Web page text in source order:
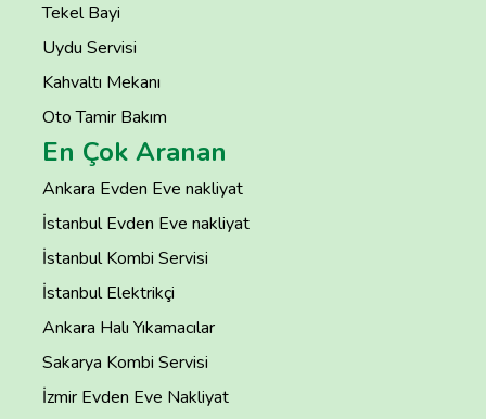
Tekel Bayi
Uydu Servisi
Kahvaltı Mekanı
Oto Tamir Bakım
En Çok Aranan
Ankara Evden Eve nakliyat
İstanbul Evden Eve nakliyat
İstanbul Kombi Servisi
İstanbul Elektrikçi
Ankara Halı Yıkamacılar
Sakarya Kombi Servisi
İzmir Evden Eve Nakliyat